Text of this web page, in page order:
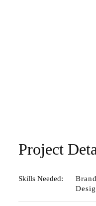
Project
Skills Needed: